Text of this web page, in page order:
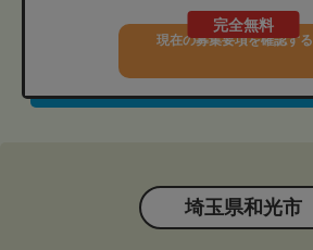
完全無料
現在の募集要項を確認する
埼玉県和光市